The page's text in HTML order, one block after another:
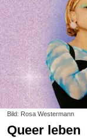
Bild: Rosa Westermann
Queer leben